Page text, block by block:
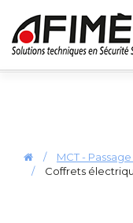
/ MCT -
/
Coffrets